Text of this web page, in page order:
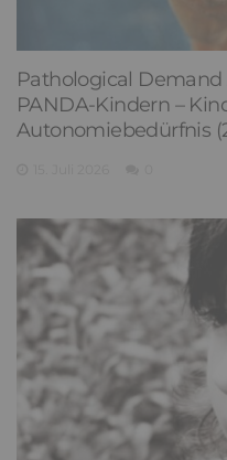
Pathological
PANDA-Kindern –
Autonomiebedürfnis